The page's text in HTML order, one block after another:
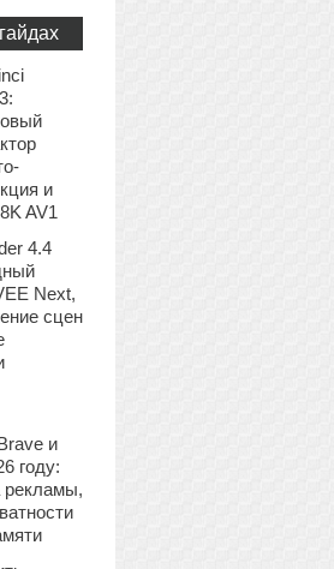
и
AV1
4.4
Next,
сцен
и
году:
рекламы,